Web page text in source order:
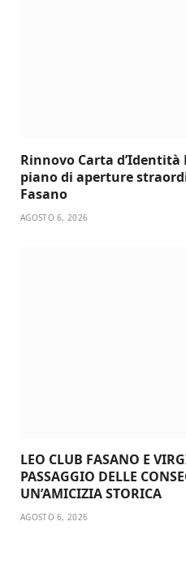
Rinnovo Carta
piano di aperture
Fasano
AGOSTO 6, 2026
LEO CLUB FASANO E
PASSAGGIO DELLE
UN’AMICIZIA STORICA
AGOSTO 6, 2026